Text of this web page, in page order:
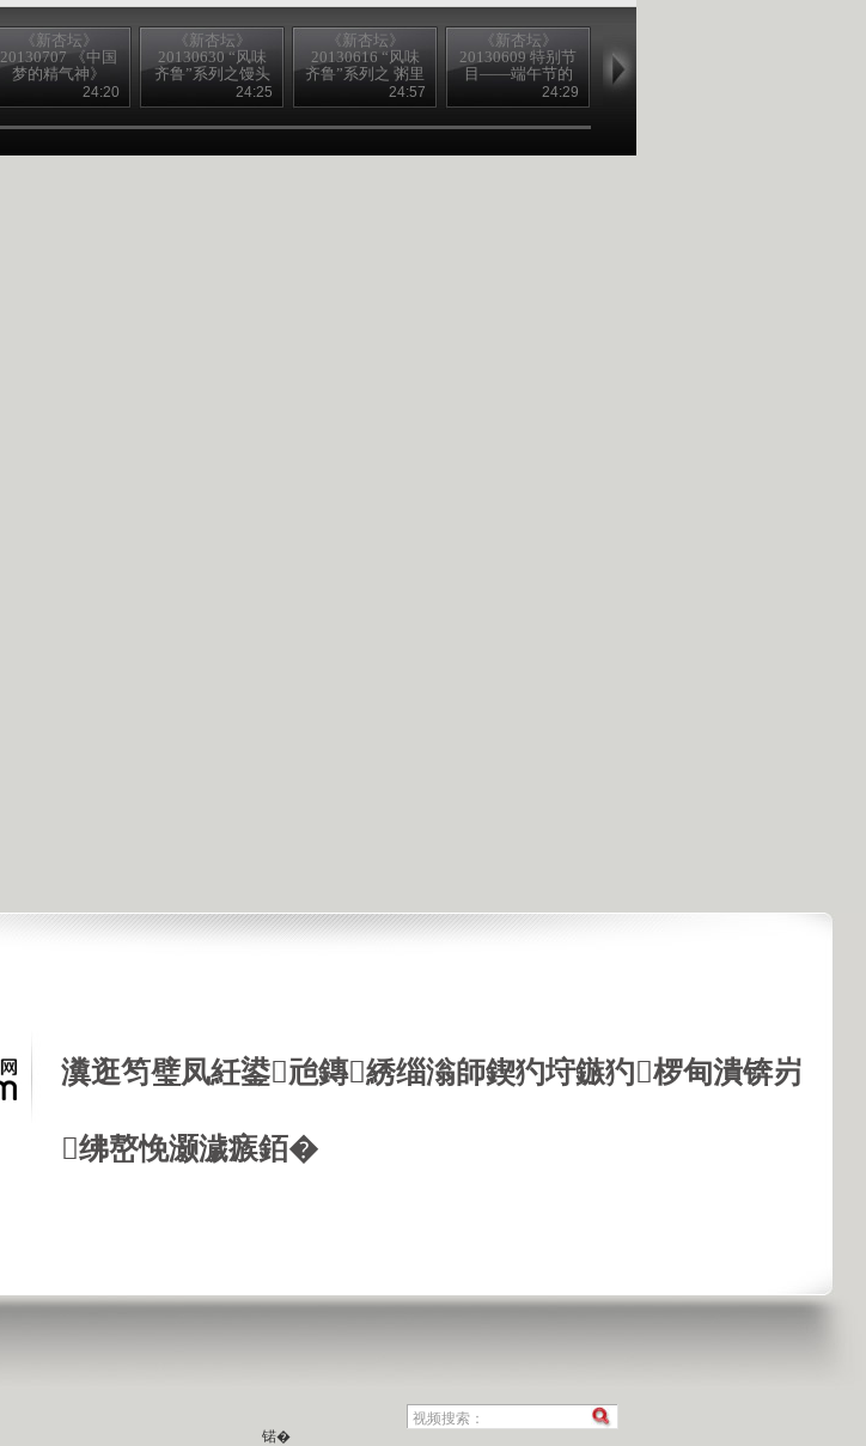
瀵逛笉璧凤紝鍙兘鏄綉缁滃師鍥犳垨鏃犳椤甸潰锛岃
绋嶅悗灏濊瘯銆�
《新杏坛》
20130707 《中国
梦的精气神》
24:20
《新杏坛》
20130630 “风味
齐鲁”系列之馒头
24:25
《新杏坛》
20130616 “风味
齐鲁”系列之 粥里
24:57
《新杏坛》
20130609 特别节
目——端午节的
24:29
20130602 “过节
那些事儿”系列 端
锘�